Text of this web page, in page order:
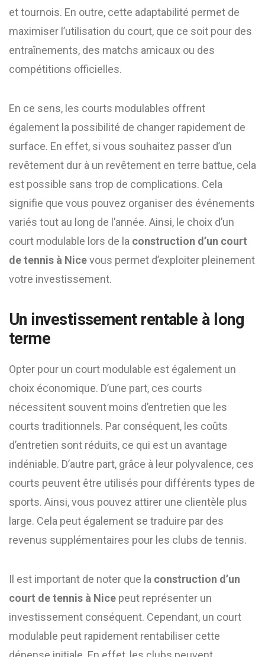
et tournois. En outre, cette adaptabilité permet de
maximiser l’utilisation du court, que ce soit pour des
entraînements, des matchs amicaux ou des
compétitions officielles.
En ce sens, les courts modulables offrent
également la possibilité de changer rapidement de
surface. En effet, si vous souhaitez passer d’un
revêtement dur à un revêtement en terre battue, cela
est possible sans trop de complications. Cela
signifie que vous pouvez organiser des événements
variés tout au long de l’année. Ainsi, le choix d’un
court modulable lors de la construction d’un court
de tennis à Nicevous permet d’exploiter pleinement
votre investissement.
Un investissement rentable à long
terme
Opter pour un court modulable est également un
choix économique. D’une part, ces courts
nécessitent souvent moins d’entretien que les
courts traditionnels. Par conséquent, les coûts
d’entretien sont réduits, ce qui est un avantage
indéniable. D’autre part, grâce à leur polyvalence, ces
courts peuvent être utilisés pour différents types de
sports. Ainsi, vous pouvez attirer une clientèle plus
large. Cela peut également se traduire par des
revenus supplémentaires pour les clubs de tennis.
Il est important de noter que la construction d’un
court de tennis à Nice peut représenter un
investissement conséquent. Cependant, un court
modulable peut rapidement rentabiliser cette